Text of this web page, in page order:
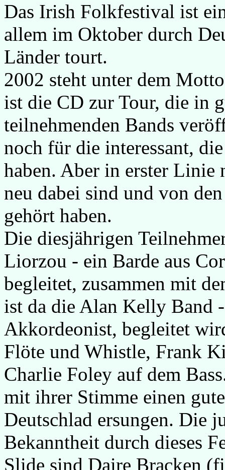
Das Irish Folkfestival ist
allem im Oktober durch
Länder tourt.
2002 steht unter dem
ist die CD zur Tour, die in
teilnehmenden Bands
noch für die interessant,
haben. Aber in erster
neu dabei sind und von
gehört haben.
Die diesjährigen
Liorzou - ein Barde aus
begleitet, zusammen mit
ist da die Alan Kelly Band
Akkordeonist, begleitet
Flöte und Whistle, Frank
Charlie Foley auf dem
mit ihrer Stimme einen
Deutschlad ersungen. Die
Bekanntheit durch dieses
Slide sind Daire Bracken